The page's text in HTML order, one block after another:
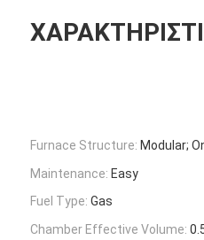
Furnace Structure: Modular;
Maintenance: Easy
Fuel Type: Gas
Chamber Effective Volume: